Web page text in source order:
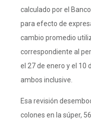
calculado por el
para efecto de
cambio promedio
correspondiente al
el 27 de enero y el 10
ambos inclusive.
Esa revisión
colones en la súper,